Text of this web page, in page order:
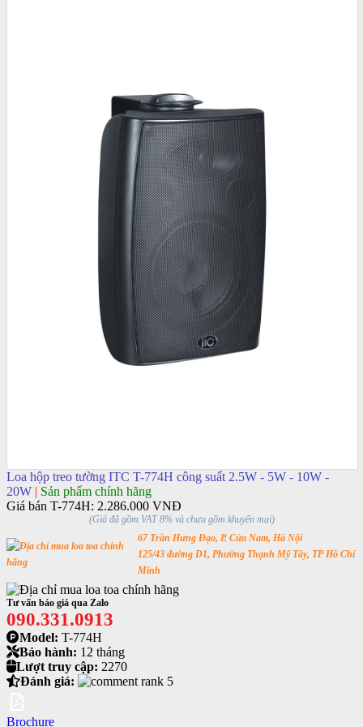
Loa hộp treo tường ITC T-774H công suất 2.5W - 5W - 10W -
20W | Sản phẩm chính hãng
Giá bán T-774H: 2.286.000 VNĐ
(Giá đã gồm VAT 8% và chưa gồm khuyến mại)
67 Trần Hưng Đạo, P. Cửa Nam, Hà Nội
125/43 đường D1, Phường Thạnh Mỹ Tây, TP Hồ Chí
Minh
Tư vấn báo giá qua Zalo
090.331.0913
Model: T-774H
Bảo hành: 12 tháng
Lượt truy cập: 2270
Đánh giá:
Brochure